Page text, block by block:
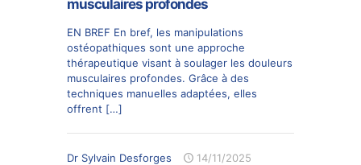
musculaires profondes
EN BREF En bref, les manipulations
ostéopathiques sont une approche
thérapeutique visant à soulager les douleurs
musculaires profondes. Grâce à des
techniques manuelles adaptées, elles
offrent […]
Dr Sylvain Desforges 14/11/2025